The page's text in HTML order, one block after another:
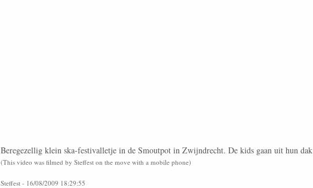
Beregezellig klein ska-festivalletje in de Smoutpot in Zwijndrecht. De kids gaan uit hun dak
(This video was filmed by Steffest on the move with a mobile phone)
Steffest - 16/08/2009 18:29:55